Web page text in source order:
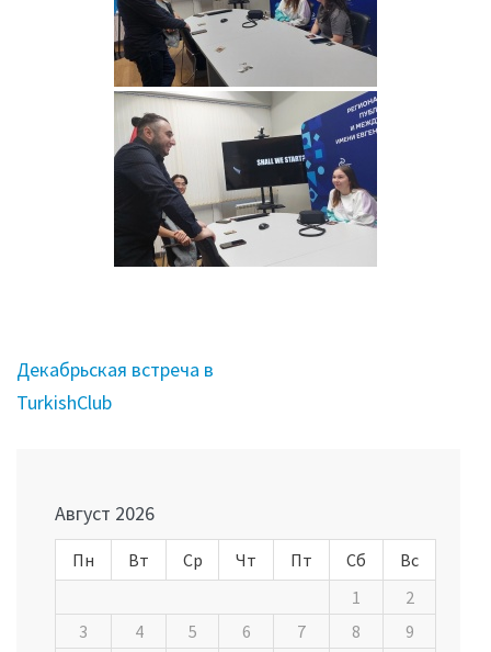
Навигация
по
Декабрьская встреча в
TurkishClub
Август 2026
Пн Вт Ср Чт Пт Сб
Вс
1
2
3
4 5 6 7 8
9